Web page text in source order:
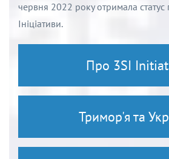
червня 2022 року отримала
Ініціативи.
Про 3SI
Тримор'я та